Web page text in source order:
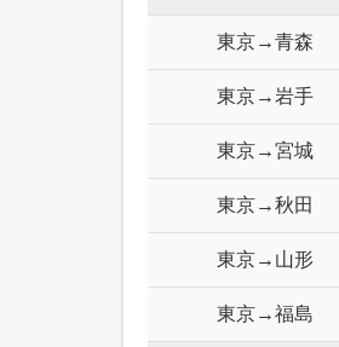
東京→青森
東京→岩手
東京→宮城
東京→秋田
東京→山形
東京→福島